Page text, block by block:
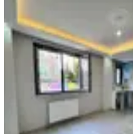
Ümraniye
Sıfır 2+1 Ters
Ümraniye, Madenler
2+1·100 m²·
5.600.000 ₺
Adres34 ÇekmeköyElif Tanır